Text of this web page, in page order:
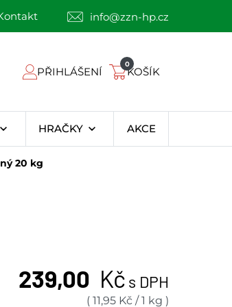
info@zzn-hp.cz
PŘIHLÁŠENÍ
0
KOŠÍK
HRAČKY AKCE
20 kg
239,00 Kč s DPH
( 11,95 Kč/1 kg )